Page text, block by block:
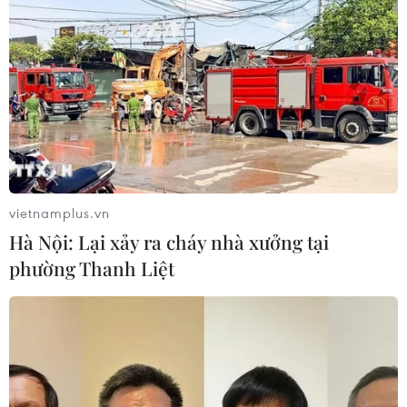
Ngành chế tạo Đức lao đao khi thương mại
toàn cầu tăng chậm
06/09/2019 15:06
Theo số liệu Cơ quan Thống kê Liên bang Đức (Destatis)
công bố ngày 6/9, sản lượng công nghiệp tại Đức tiếp
tục giảm trong tháng 7/2019 do tình hình chậm lại từ
thương mại toàn cầu.
vietnamplus.vn
Hà Nội: Lại xảy ra cháy nhà xưởng tại
phường Thanh Liệt